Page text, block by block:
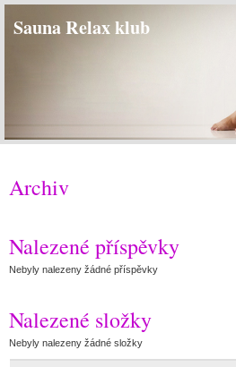
Sauna Relax klub
Archiv
Nalezené příspěvky
Nebyly nalezeny žádné příspěvky
Nalezené složky
Nebyly nalezeny žádné složky